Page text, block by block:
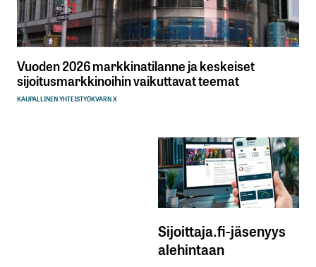
Vuoden 2026 markkinatilanne ja keskeiset
sijoitusmarkkinoihin vaikuttavat teemat
KAUPALLINEN YHTEISTYÖKVARN X
Sijoittaja.fi-jäsenyys
alehintaan